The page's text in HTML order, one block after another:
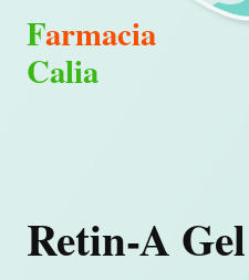
Farmacia
Calia
Retin-A Gel